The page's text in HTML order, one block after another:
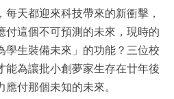
天都迎來科技帶來的新衝擊，
付這個不可預測的未來，現時的
學生裝備未來」的功能？三位校
能為讓批小創夢家生存在廿年後
付那個未知的未來。